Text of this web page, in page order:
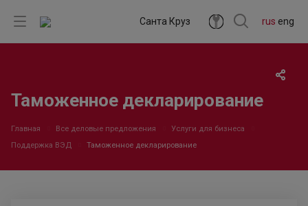
rus eng
Санта Круз
Таможенное декларирование
Главная Все деловые предложения
Услуги для бизнеса
Поддержка ВЭД
Таможенное декларирование